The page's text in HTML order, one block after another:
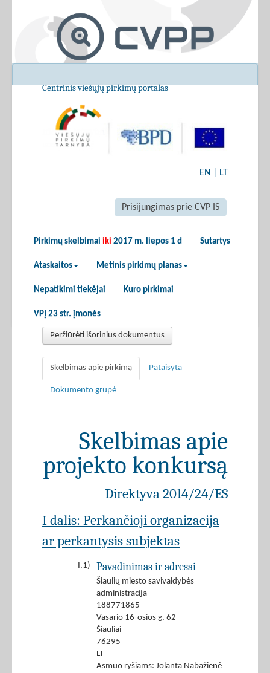
Centrinis viešųjų pirkimų portalas
EN LT
Prisijungimas prie CVP IS
Pirkimų skelbimai iki 2017 m. liepos 1 d Sutartys
Ataskaitos Metinis pirkimų planas
Nepatikimi tiekėjai Kuro pirkimai
VPĮ 23 str. įmonės
Peržiūrėti išorinius dokumentus
Skelbimas apie pirkimą Pataisyta
Dokumento grupė
Skelbimas apie
projekto konkursą
Direktyva 2014/24/ES
I dalis: Perkančioji organizacija
ar perkantysis subjektas
I.1) Pavadinimas ir adresai
Šiaulių miesto savivaldybės
administracija
188771865
Vasario 16-osios g. 62
Šiauliai
76295
LT
Asmuo ryšiams: Jolanta Nabažienė